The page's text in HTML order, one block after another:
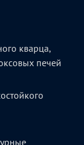
кварца,
печей